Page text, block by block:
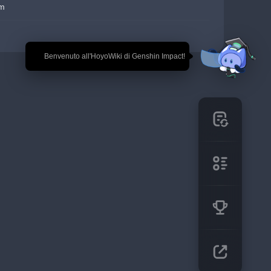
🎉 Benvenuto all'HoyoWiki di Genshin Impact!